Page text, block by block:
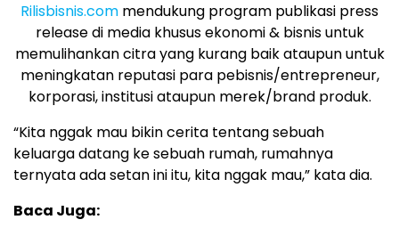
Rilisbisnis.com mendukung program publikasi press
release di media khusus ekonomi & bisnis untuk
memulihankan citra yang kurang baik ataupun untuk
meningkatan reputasi para pebisnis/entrepreneur,
korporasi, institusi ataupun merek/brand produk.
“Kita nggak mau bikin cerita tentang sebuah
keluarga datang ke sebuah rumah, rumahnya
ternyata ada setan ini itu, kita nggak mau,” kata dia.
Baca Juga: